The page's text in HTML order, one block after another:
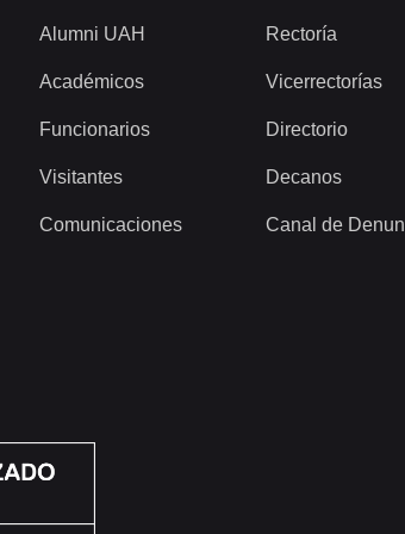
Alumni UAH
Académicos
Funcionarios
Visitantes
Comunicaciones
Rectoría
Vicerrectorías
Directorio
Decanos
Canal de